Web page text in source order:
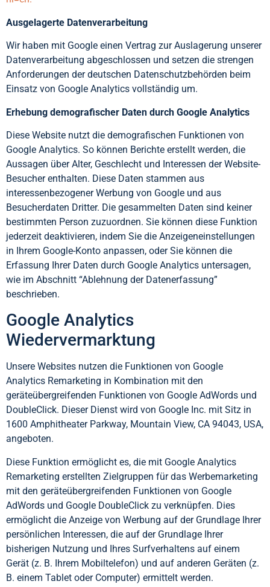
Ausgelagerte Datenverarbeitung
Wir haben mit Google einen Vertrag zur Auslagerung unserer
Datenverarbeitung abgeschlossen und setzen die strengen
Anforderungen der deutschen Datenschutzbehörden beim
Einsatz von Google Analytics vollständig um.
Erhebung demografischer Daten durch Google Analytics
Diese Website nutzt die demografischen Funktionen von
Google Analytics. So können Berichte erstellt werden, die
Aussagen über Alter, Geschlecht und Interessen der Website-
Besucher enthalten. Diese Daten stammen aus
interessenbezogener Werbung von Google und aus
Besucherdaten Dritter. Die gesammelten Daten sind keiner
bestimmten Person zuzuordnen. Sie können diese Funktion
jederzeit deaktivieren, indem Sie die Anzeigeneinstellungen
in Ihrem Google-Konto anpassen, oder Sie können die
Erfassung Ihrer Daten durch Google Analytics untersagen,
wie im Abschnitt “Ablehnung der Datenerfassung”
beschrieben.
Google Analytics
Wiedervermarktung
Unsere Websites nutzen die Funktionen von Google
Analytics Remarketing in Kombination mit den
geräteübergreifenden Funktionen von Google AdWords und
DoubleClick. Dieser Dienst wird von Google Inc. mit Sitz in
1600 Amphitheater Parkway, Mountain View, CA 94043, USA,
angeboten.
Diese Funktion ermöglicht es, die mit Google Analytics
Remarketing erstellten Zielgruppen für das Werbemarketing
mit den geräteübergreifenden Funktionen von Google
AdWords und Google DoubleClick zu verknüpfen. Dies
ermöglicht die Anzeige von Werbung auf der Grundlage Ihrer
persönlichen Interessen, die auf der Grundlage Ihrer
bisherigen Nutzung und Ihres Surfverhaltens auf einem
Gerät (z. B. Ihrem Mobiltelefon) und auf anderen Geräten (z.
B. einem Tablet oder Computer) ermittelt werden.